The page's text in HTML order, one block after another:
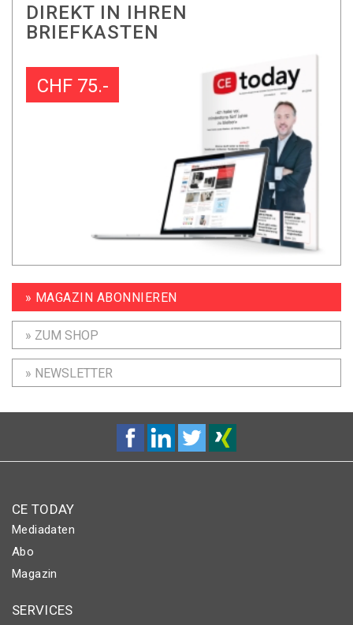
DIREKT IN IHREN
BRIEFKASTEN
CHF 75.-
» MAGAZIN ABONNIEREN
» ZUM SHOP
» NEWSLETTER
CE TODAY
Mediadaten
Abo
Magazin
SERVICES